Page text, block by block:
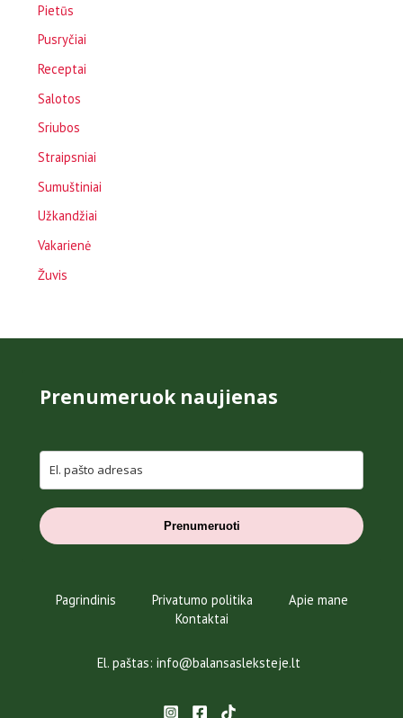
Pietūs
Pusryčiai
Receptai
Salotos
Sriubos
Straipsniai
Sumuštiniai
Užkandžiai
Vakarienė
Žuvis
Prenumeruok naujienas
Prenumeruoti
Pagrindinis Privatumo politika
Apie mane
Kontaktai
El. paštas: info@balansasleksteje.lt